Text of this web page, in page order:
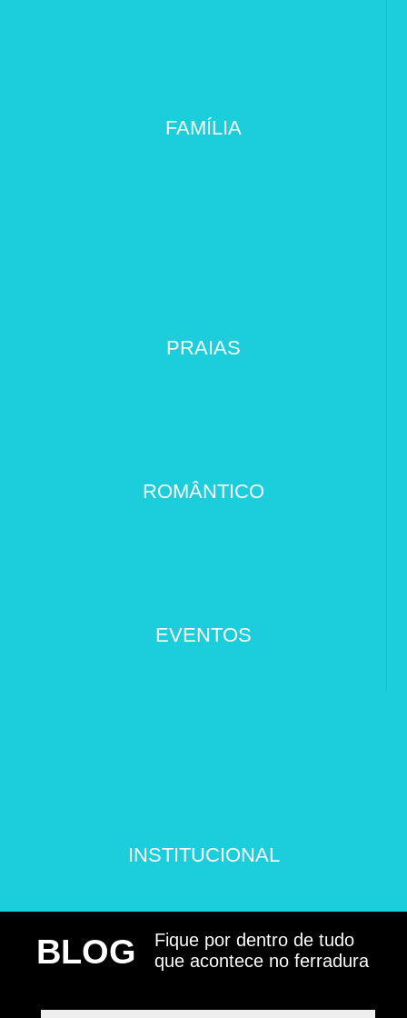
FAMÍLIA
PRAIAS
ROMÂNTICO
EVENTOS
INSTITUCIONAL
BLOG
Fique por dentro de tudo
que acontece no ferradura